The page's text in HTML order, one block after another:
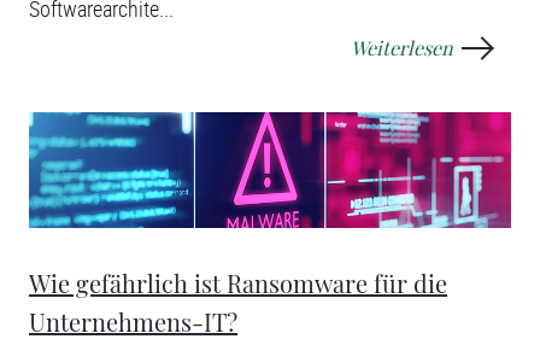
Softwarearchite...
Weiterlesen
Wie gefährlich ist Ransomware für die
Unternehmens-IT?